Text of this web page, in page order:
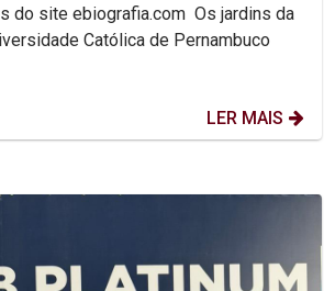
ebiografia.com Os jardins da
Católica de Pernambuco
LER MAIS